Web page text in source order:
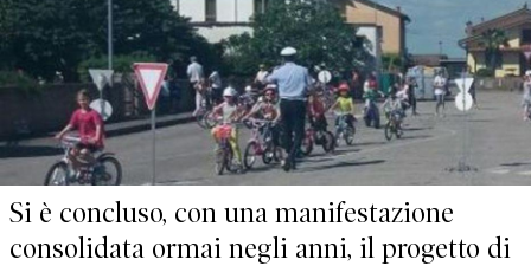
Si è concluso, con una manifestazione
consolidata ormai negli anni, il progetto di